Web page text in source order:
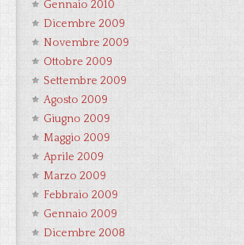
Gennaio 2010
Dicembre 2009
Novembre 2009
Ottobre 2009
Settembre 2009
Agosto 2009
Giugno 2009
Maggio 2009
Aprile 2009
Marzo 2009
Febbraio 2009
Gennaio 2009
Dicembre 2008